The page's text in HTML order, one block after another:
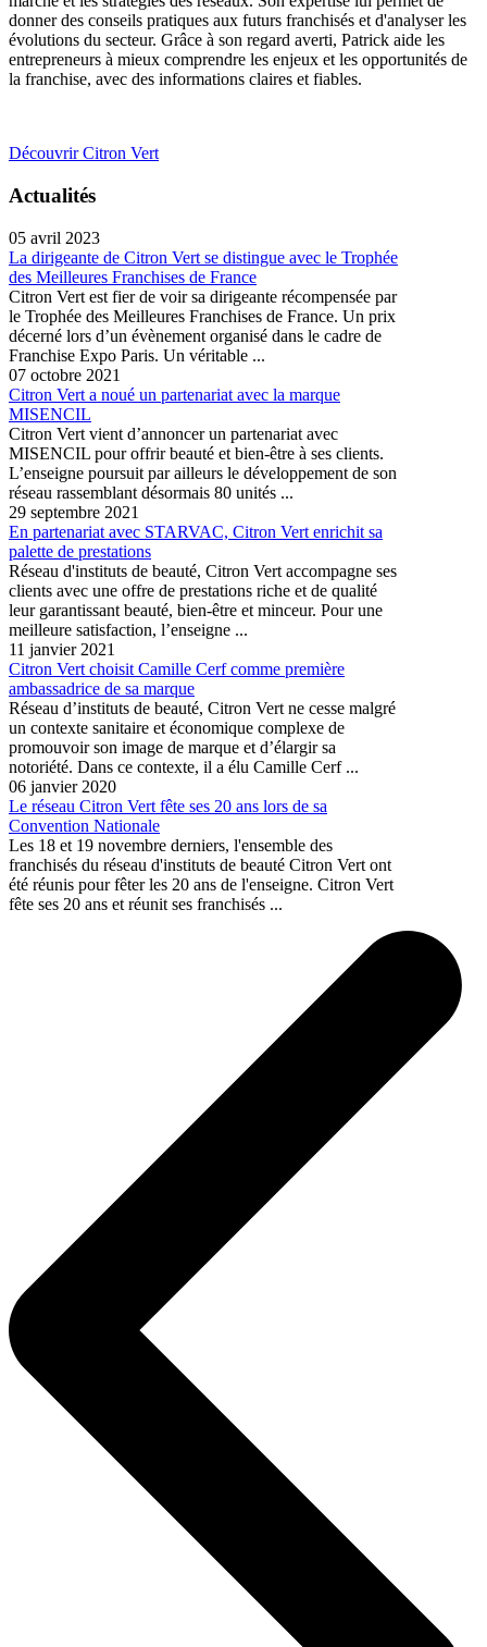
donner des conseils pratiques aux futurs franchisés et d'analyser les
évolutions du secteur. Grâce à son regard averti, Patrick aide les
entrepreneurs à mieux comprendre les enjeux et les opportunités de
la franchise, avec des informations claires et fiables.
Découvrir Citron Vert
Actualités
05 avril 2023
La dirigeante de Citron Vert se distingue avec le Trophée
des Meilleures Franchises de France
Citron Vert est fier de voir sa dirigeante récompensée par
le Trophée des Meilleures Franchises de France. Un prix
décerné lors d’un évènement organisé dans le cadre de
Franchise Expo Paris. Un véritable ...
07 octobre 2021
Citron Vert a noué un partenariat avec la marque
MISENCIL
Citron Vert vient d’annoncer un partenariat avec
MISENCIL pour offrir beauté et bien-être à ses clients.
L’enseigne poursuit par ailleurs le développement de son
réseau rassemblant désormais 80 unités ...
29 septembre 2021
En partenariat avec STARVAC, Citron Vert enrichit sa
palette de prestations
Réseau d'instituts de beauté, Citron Vert accompagne ses
clients avec une offre de prestations riche et de qualité
leur garantissant beauté, bien-être et minceur. Pour une
meilleure satisfaction, l’enseigne ...
11 janvier 2021
Citron Vert choisit Camille Cerf comme première
ambassadrice de sa marque
Réseau d’instituts de beauté, Citron Vert ne cesse malgré
un contexte sanitaire et économique complexe de
promouvoir son image de marque et d’élargir sa
notoriété. Dans ce contexte, il a élu Camille Cerf ...
06 janvier 2020
Le réseau Citron Vert fête ses 20 ans lors de sa
Convention Nationale
Les 18 et 19 novembre derniers, l'ensemble des
franchisés du réseau d'instituts de beauté Citron Vert ont
été réunis pour fêter les 20 ans de l'enseigne. Citron Vert
fête ses 20 ans et réunit ses franchisés ...